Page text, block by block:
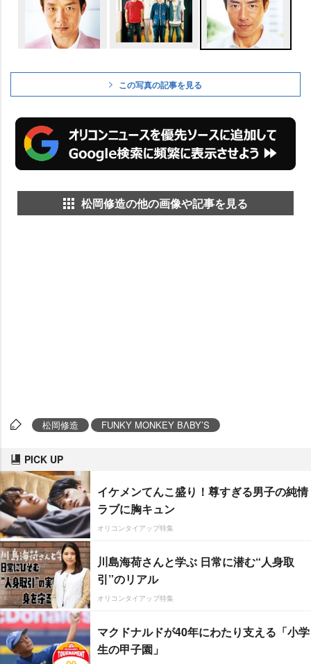
この写真の記事を見る
松岡修造の他の画像や記事を見る
松岡修造 FUNKY MONKEY BΛBY’S
PICK UP
イケメンてんこ盛り！尊すぎる男子の純情
ラブに胸キュン
オリコンタイアップ特集
川島海荷さんと学ぶ 日常に潜む“人身取
引”のリアル
オリコンタイアップ特集
マクドナルドが40年にわたり支える「小学
生の甲子園」